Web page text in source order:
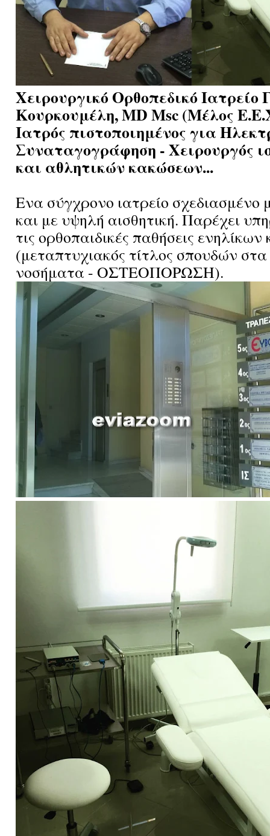
Χειρουργικό Ορθοπεδικό Ιατρείο
Κουρκουμέλη, MD Msc (Μέλος
Ιατρός πιστοποιημένος για
Συναταγογράφηση - Χειρουργός
και αθλητικών κακώσεων...
Ενα σύγχρονο ιατρείο σχεδιασμένο
και με υψηλή αισθητική. Παρέχει
τις ορθοπαιδικές παθήσεις
(μεταπτυχιακός τίτλος σπουδών
νοσήματα - ΟΣΤΕΟΠΟΡΩΣΗ).